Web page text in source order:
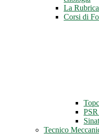
La
Corsi di
Tecnico